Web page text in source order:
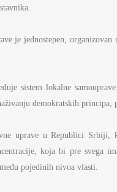
je jednostepen,
sistem lokalne
demokratskih
uprave u Republici
koja bi pre svega
pojedinih nivoa vlasti.